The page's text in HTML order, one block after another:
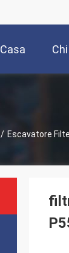
Casa
/ Escavatore